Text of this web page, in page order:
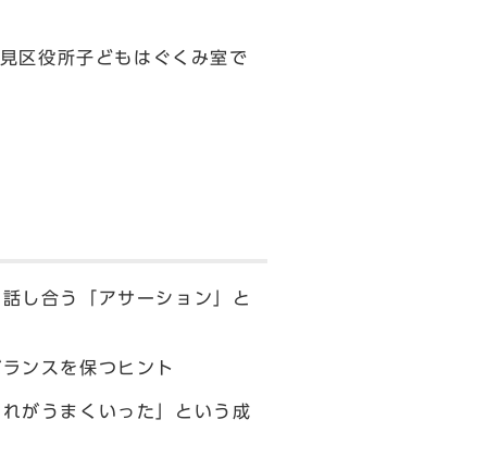
区役所子どもはぐくみ室で
し合う「アサーション」と
ンスを保つヒント
がうまくいった」という成